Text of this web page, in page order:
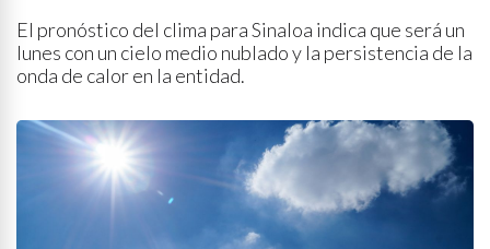
El pronóstico del clima para Sinaloa indica que será un
lunes con un cielo medio nublado y la persistencia de la
onda de calor en la entidad.